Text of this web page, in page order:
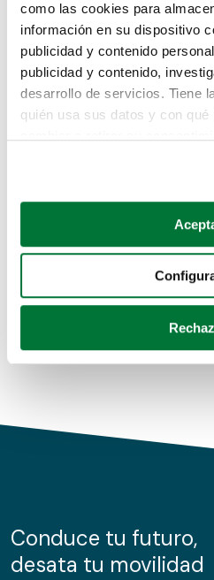
como las cookies para
información en su dispositivo
publicidad y contenido
publicidad y contenido,
desarrollo de servicios. Tiene
quién usa sus datos y con qué
Si lo permite, también
Recopilar información
Identificar su dispositivo
para buscar
Obtenga más información
de cookies.
información sobre el uso que
nuestros partners de redes
Lo sentimos, no
te hemos traido
Pero puedes encontrar el
buscando en alguno de
Coches de segunda mano
Coches de km0
Conduce tu futuro,
desata tu movilidad